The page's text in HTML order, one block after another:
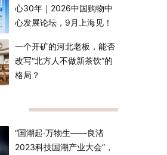
心30年｜2026中国购物中
心发展论坛，9月上海见！
一个开矿的河北老板，能否
改写“北方人不做新茶饮”的
格局？
“国潮起·万物生——良渚
2023科技国潮产业大会”，